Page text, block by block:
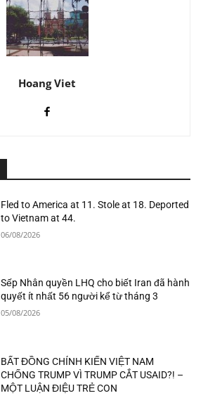
Hoang Viet
Fled to America at 11. Stole at 18. Deported
to Vietnam at 44.
06/08/2026
Sếp Nhân quyền LHQ cho biết Iran đã hành
quyết ít nhất 56 người kể từ tháng 3
05/08/2026
BẤT ĐỒNG CHÍNH KIẾN VIỆT NAM
CHỐNG TRUMP VÌ TRUMP CẮT USAID?! –
MỘT LUẬN ĐIỆU TRẺ CON